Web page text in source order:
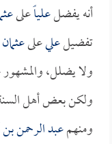
أنه يفضلعلياًعلى
تفضيلعليعلىعثمان
ولا يضلل،
ولكن بعض أهل
ومنهمعبد الرحمن